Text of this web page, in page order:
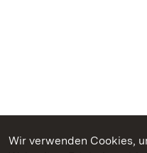
Wir verwenden Cookies,